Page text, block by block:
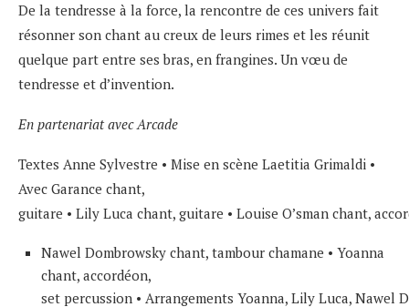
De la tendresse à la force, la rencontre de ces univers fait
résonner son chant au creux de leurs rimes et les réunit
quelque part entre ses bras, en frangines. Un vœu de
tendresse et d’invention.
En partenariat avec Arcade
Textes Anne Sylvestre • Mise en scène Laetitia Grimaldi •
Avec Garance chant,
guitare • Lily Luca chant, guitare • Louise O’sman chant,
Nawel Dombrowsky chant, tambour chamane • Yoanna
chant, accordéon,
set percussion • Arrangements Yoanna, Lily Luca, Nawel